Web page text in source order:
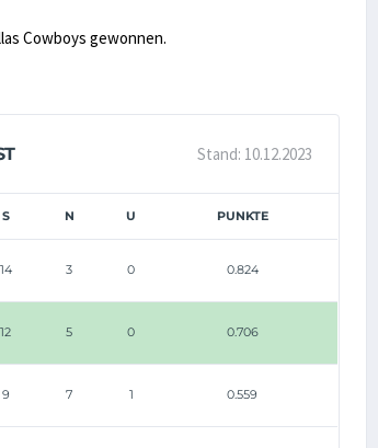
Cowboys gewonnen.
Stand: 10.12.2023
S N U PUNKTE
14 3 0 0.824
12 5 0 0.706
9 7 1 0.559